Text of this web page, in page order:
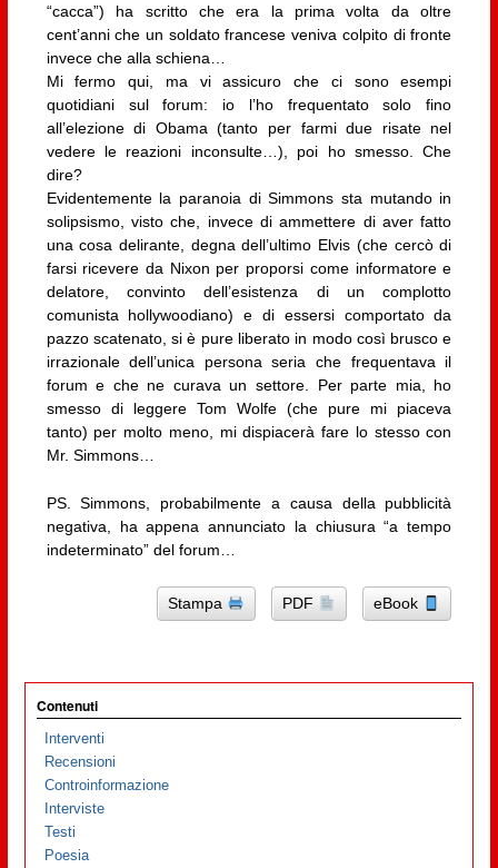
“cacca”) ha scritto che era la prima volta da oltre
cent’anni che un soldato francese veniva colpito di fronte
invece che alla schiena…
Mi fermo qui, ma vi assicuro che ci sono esempi
quotidiani sul forum: io l’ho frequentato solo fino
all’elezione di Obama (tanto per farmi due risate nel
vedere le reazioni inconsulte…), poi ho smesso. Che
dire?
Evidentemente la paranoia di Simmons sta mutando in
solipsismo, visto che, invece di ammettere di aver fatto
una cosa delirante, degna dell’ultimo Elvis (che cercò di
farsi ricevere da Nixon per proporsi come informatore e
delatore, convinto dell’esistenza di un complotto
comunista hollywoodiano) e di essersi comportato da
pazzo scatenato, si è pure liberato in modo così brusco e
irrazionale dell’unica persona seria che frequentava il
forum e che ne curava un settore. Per parte mia, ho
smesso di leggere Tom Wolfe (che pure mi piaceva
tanto) per molto meno, mi dispiacerà fare lo stesso con
Mr. Simmons…
PS. Simmons, probabilmente a causa della pubblicità
negativa, ha appena annunciato la chiusura “a tempo
indeterminato” del forum…
Stampa PDF eBook
Contenuti
Interventi
Recensioni
Controinformazione
Interviste
Testi
Poesia